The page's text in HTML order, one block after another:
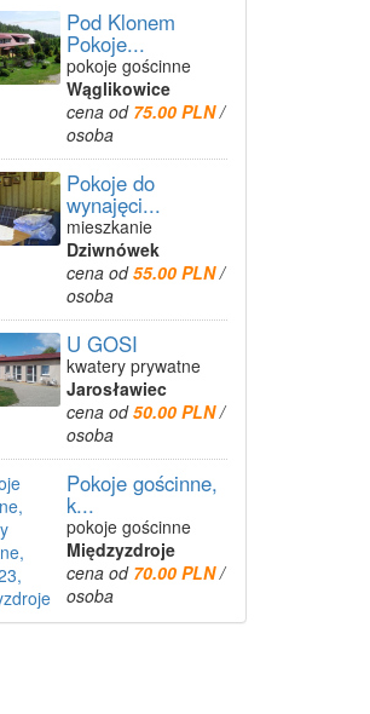
Pod Klonem
Pokoje...
pokoje gościnne
Wąglikowice
cena od 75.00 PLN/
osoba
Pokoje do
wynajęci...
mieszkanie
Dziwnówek
cena od55.00 PLN/
osoba
U GOSI
kwatery prywatne
Jarosławiec
cena od50.00 PLN/
osoba
Pokoje gościnne,
k...
pokoje gościnne
Międzyzdroje
cena od 70.00 PLN/
osoba